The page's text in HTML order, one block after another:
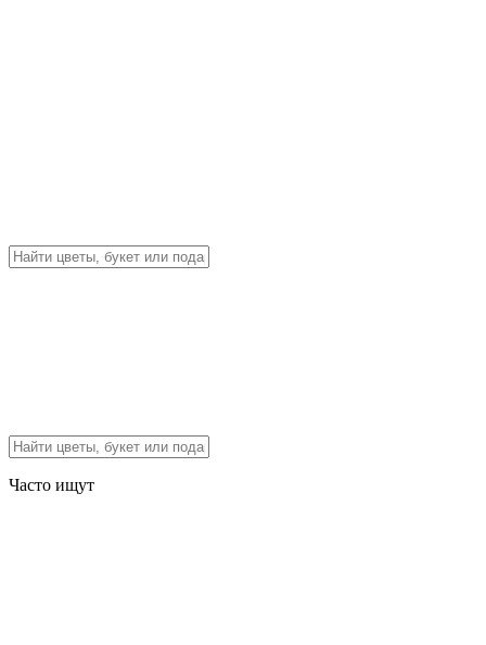
Часто ищут